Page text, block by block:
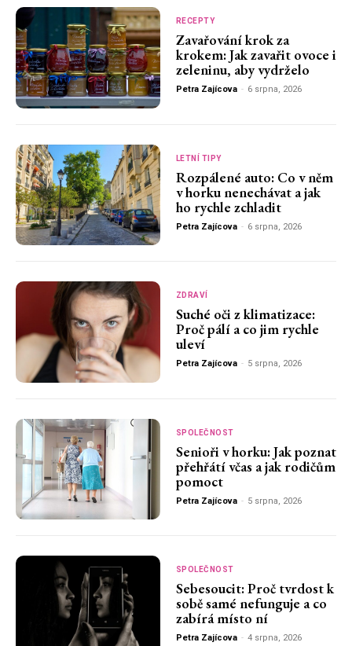
RECEPTY
Zavařování krok za
krokem: Jak zavařit ovoce i
zeleninu, aby vydrželo
Petra Zajícova - 6 srpna, 2026
LETNÍ TIPY
Rozpálené auto: Co v něm
v horku nenechávat a jak
ho rychle zchladit
Petra Zajícova - 6 srpna, 2026
ZDRAVÍ
Suché oči z klimatizace:
Proč pálí a co jim rychle
uleví
Petra Zajícova - 5 srpna, 2026
SPOLEČNOST
Senioři v horku: Jak poznat
přehřátí včas a jak rodičům
pomoct
Petra Zajícova - 5 srpna, 2026
SPOLEČNOST
Sebesoucit: Proč tvrdost k
sobě samé nefunguje a co
zabírá místo ní
Petra Zajícova - 4 srpna, 2026